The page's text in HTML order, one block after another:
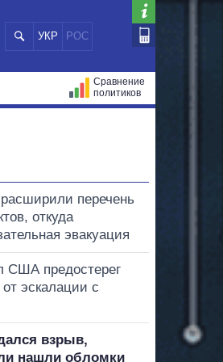
УКР РОС
Сравнение
политиков
перечень
откуда
эвакуация
США предостерег
эскалации с
взрыв,
нашли обломки